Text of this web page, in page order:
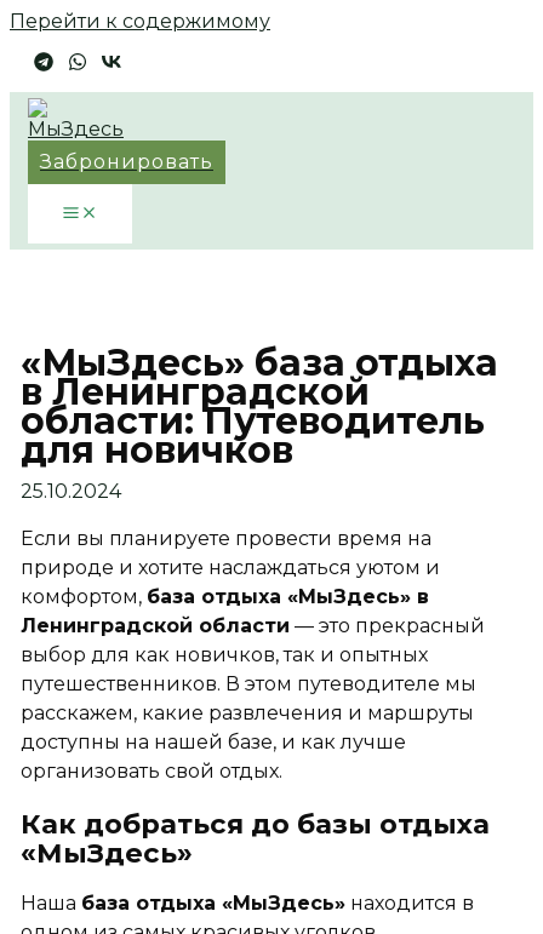
Перейти к содержимому
Забронировать
«МыЗдесь» база отдыха
в Ленинградской
области: Путеводитель
для новичков
25.10.2024
Если вы планируете провести время на
природе и хотите наслаждаться уютом и
комфортом, база отдыха «МыЗдесь»в
Ленинградской области — это прекрасный
выбор для как новичков, так и опытных
путешественников. В этом путеводителе мы
расскажем, какие развлечения и маршруты
доступны на нашей базе, и как лучше
организовать свой отдых.
Как добраться до базы отдыха
«МыЗдесь»
Наша база отдыха «МыЗдесь»находится в